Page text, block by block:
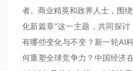
者、商业精英和政界人士，围
化新篇章”这一主题，共同探
有哪些变化与不变？新一轮AI
何重塑全球竞争力？中国经济